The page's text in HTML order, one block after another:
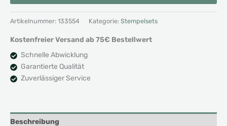
Blast
Sale-
A-
Bration
Menge
Artikelnummer: 133554 Kategorie: Stempelsets
Kostenfreier Versand ab 75€ Bestellwert
Schnelle Abwicklung
Garantierte Qualität
Zuverlässiger Service
Beschreibung